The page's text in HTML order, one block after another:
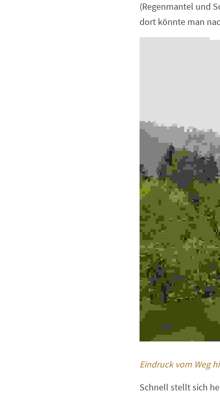
(Regenmantel und
dort könnte man
Eindruck vom Weg
Schnell stellt sich